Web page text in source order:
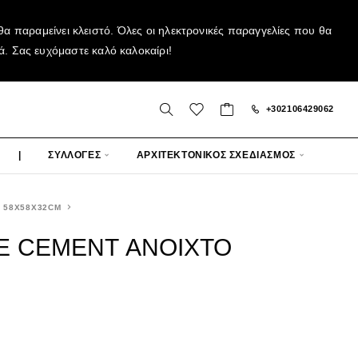
κλειστό. Όλες οι ηλεκτρονικές παραγγελίες που θα
Σας ευχόμαστε καλό καλοκαίρι!
+302106429062
| ΣΥΛΛΟΓΕΣ ΑΡΧΙΤΕΚΤΟΝΙΚΟΣ ΣΧΕΔΙΑΣΜΟΣ
58X58X32CM
CEMENT ΑΝΟΙΧΤΟ